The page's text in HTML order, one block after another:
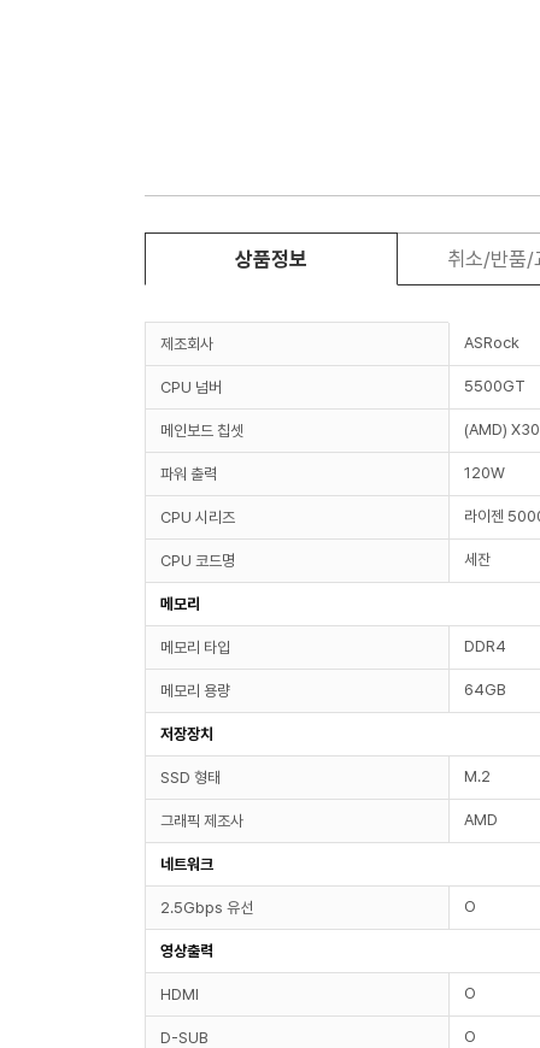
상품정보 취소/반품/
제조회사 ASRock
CPU 넘버 5500GT
메인보드 칩셋 (AMD)
파워 출력 120W
CPU 시리즈 라이젠
CPU 코드명 세잔
메모리
메모리 타입 DDR4
메모리 용량 64GB
저장장치
SSD 형태 M.2
그래픽 제조사 AMD
네트워크
2.5Gbps 유선 O
영상출력
HDMI O
D-SUB O